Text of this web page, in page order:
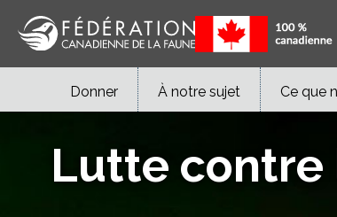
Donner À notre sujet Ce que
Lutte contre